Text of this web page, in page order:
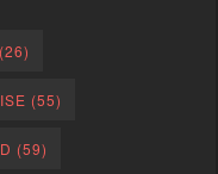
(26)
(55)
(59)